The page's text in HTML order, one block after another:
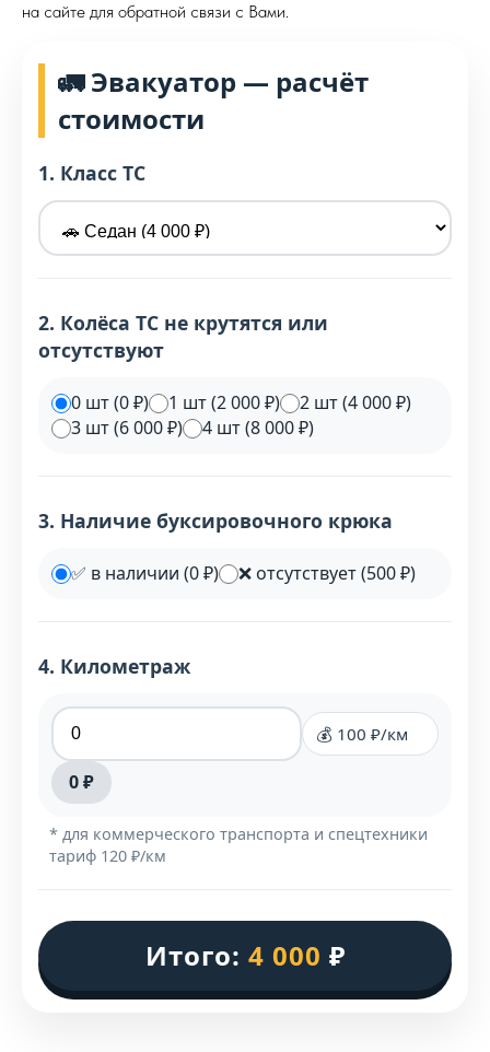
на сайте для обратной связи с Вами.
🚛 Эвакуатор — расчёт
стоимости
1. Класс ТС
2. Колёса ТС не крутятся или
отсутствуют
0 шт (0 ₽) 1 шт (2 000 ₽)
2 шт (4 000 ₽)
3 шт (6 000 ₽)
4 шт (8 000 ₽)
3. Наличие буксировочного крюка
✅ в наличии (0 ₽) ❌ отсутствует (500 ₽)
4. Километраж
💰 100 ₽/км
0 ₽
* для коммерческого транспорта и спецтехники
тариф 120 ₽/км
Итого: 4 000 ₽